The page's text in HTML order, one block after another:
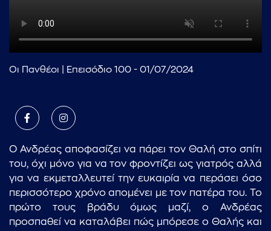
Οι Πανθέοι | Επεισόδιο 100 - 01/07/2024
Ο Ανδρέας αποφασίζει να πάρει τον Θαλή στο σπίτι
του, όχι μόνο για να τον φροντίζει ως γιατρός αλλά
για να εκμεταλλευτεί την ευκαιρία να περάσει όσο
περισσότερο χρόνο απομένει με τον πατέρα του. Το
πρώτο τους βράδυ όμως μαζί, ο Ανδρέας
προσπαθεί να καταλάβει πώς μπόρεσε ο Θαλής και